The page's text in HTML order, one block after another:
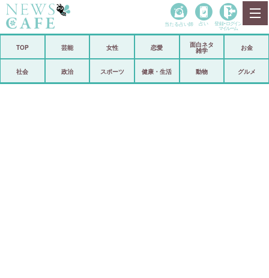
政治
当たる占い師 占い 登録• ログイン
マイルーム
TOP 芸能 女性 恋愛
面白ネタ
雑学
お金
社会 政治 スポーツ 健康・生活 動物 グルメ